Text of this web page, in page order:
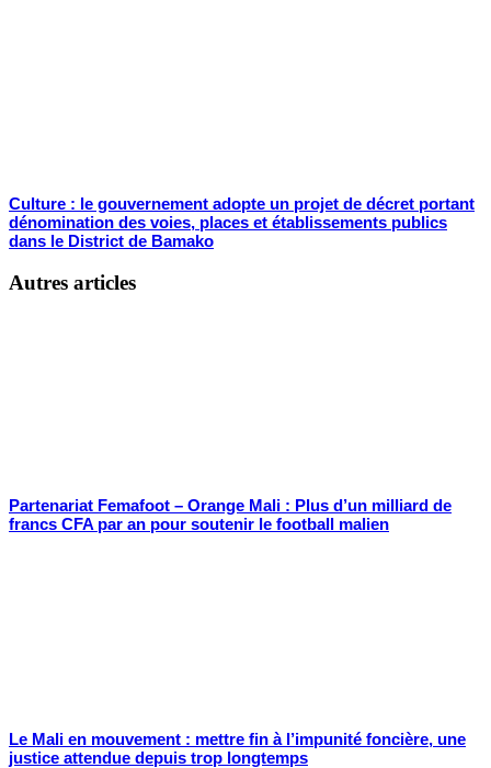
Culture : le gouvernement adopte un projet de décret portant
dénomination des voies, places et établissements publics
dans le District de Bamako
Autres articles
Partenariat Femafoot – Orange Mali : Plus d’un milliard de
francs CFA par an pour soutenir le football malien
Le Mali en mouvement : mettre fin à l’impunité foncière, une
justice attendue depuis trop longtemps